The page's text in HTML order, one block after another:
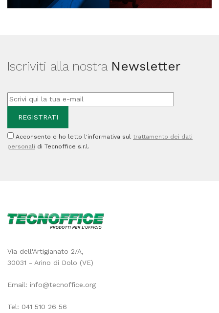
Iscriviti alla nostra Newsletter
Acconsento e ho letto l'informativa sul trattamento dei dati
personali di Tecnoffice s.r.l.
Via dell'Artigianato 2/A,
30031 - Arino di Dolo (VE)
Email: info@tecnoffice.org
Tel: 041 510 26 56